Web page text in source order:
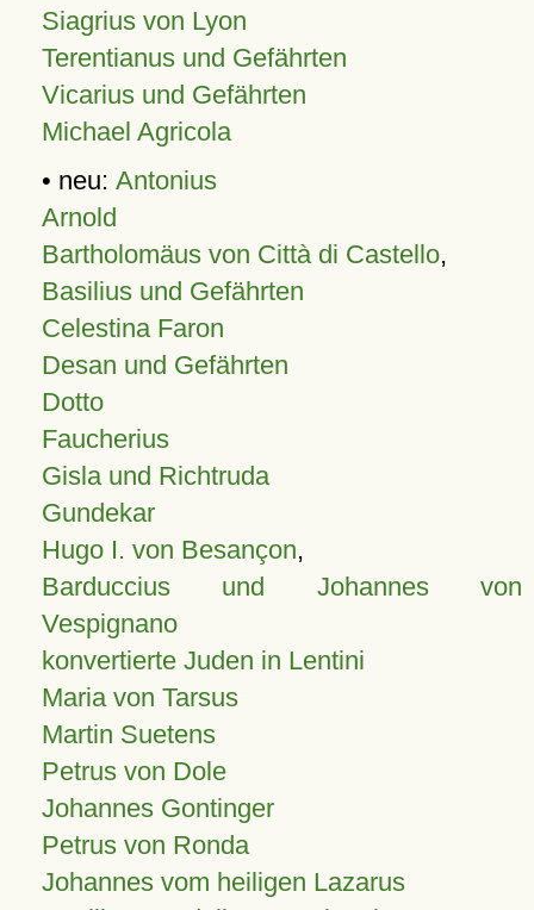
Siagrius von Lyon
Terentianus und Gefährten
Vicarius und Gefährten
Michael Agricola
• neu: Antonius
Arnold
Bartholomäus von Città di Castello,
Basilius und Gefährten
Celestina Faron
Desan und Gefährten
Dotto
Faucherius
Gisla und Richtruda
Gundekar
Hugo I. von Besançon,
Barduccius und Johannes von
Vespignano
konvertierte Juden in Lentini
Maria von Tarsus
Martin Suetens
Petrus von Dole
Johannes Gontinger
Petrus von Ronda
Johannes vom heiligen Lazarus